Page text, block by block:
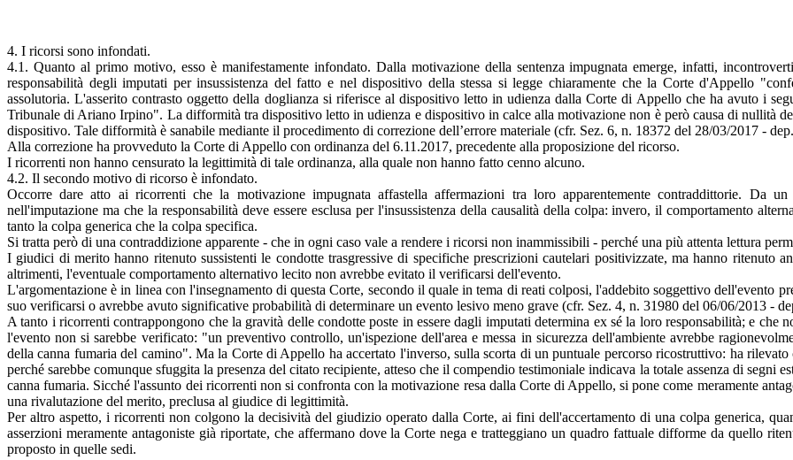
4. I ricorsi sono infondati.
4.1. Quanto al primo motivo, esso è manifestamente infondato. Dalla motivazione della sentenza impugnata emerge, infatti,
responsabilità degli imputati per insussistenza del fatto e nel dispositivo della stessa si legge chiaramente che la Corte d'Appello
assolutoria. L'asserito contrasto oggetto della doglianza si riferisce al dispositivo letto in udienza dalla Corte di Appello che ha avuto i
Tribunale di Ariano Irpino". La difformità tra dispositivo letto in udienza e dispositivo in calce alla motivazione non è però causa di nullità
dispositivo. Tale difformità è sanabile mediante il procedimento di correzione dell’errore materiale (cfr. Sez. 6, n. 18372 del 28/03/2017 -
Alla correzione ha provveduto la Corte di Appello con ordinanza del 6.11.2017, precedente alla proposizione del ricorso.
I ricorrenti non hanno censurato la legittimità di tale ordinanza, alla quale non hanno fatto cenno alcuno.
4.2. Il secondo motivo di ricorso è infondato.
Occorre dare atto ai ricorrenti che la motivazione impugnata affastella affermazioni tra loro apparentemente contraddittorie. Da
nell'imputazione ma che la responsabilità deve essere esclusa per l'insussistenza della causalità della colpa: invero, il comportamento
tanto la colpa generica che la colpa specifica.
Si tratta però di una contraddizione apparente - che in ogni caso vale a rendere i ricorsi non inammissibili - perché una più attenta lettura
I giudici di merito hanno ritenuto sussistenti le condotte trasgressive di specifiche prescrizioni cautelari positivizzate, ma hanno ritenuto
altrimenti, l'eventuale comportamento alternativo lecito non avrebbe evitato il verificarsi dell'evento.
L'argomentazione è in linea con l'insegnamento di questa Corte, secondo il quale in tema di reati colposi, l'addebito soggettivo dell'evento
suo verificarsi o avrebbe avuto significative probabilità di determinare un evento lesivo meno grave (cfr. Sez. 4, n. 31980 del 06/06/2013 -
A tanto i ricorrenti contrappongono che la gravità delle condotte poste in essere dagli imputati determina ex sé la loro responsabilità; e che
l'evento non si sarebbe verificato: "un preventivo controllo, un'ispezione dell'area e messa in sicurezza dell'ambiente avrebbe
della canna fumaria del camino". Ma la Corte di Appello ha accertato l'inverso, sulla scorta di un puntuale percorso ricostruttivo: ha
perché sarebbe comunque sfuggita la presenza del citato recipiente, atteso che il compendio testimoniale indicava la totale assenza di segni
canna fumaria. Sicché l'assunto dei ricorrenti non si confronta con la motivazione resa dalla Corte di Appello, si pone come meramente
una rivalutazione del merito, preclusa al giudice di legittimità.
Per altro aspetto, i ricorrenti non colgono la decisività del giudizio operato dalla Corte, ai fini dell'accertamento di una colpa generica,
asserzioni meramente antagoniste già riportate, che affermano dove la Corte nega e tratteggiano un quadro fattuale difforme da quello
proposto in quelle sedi.